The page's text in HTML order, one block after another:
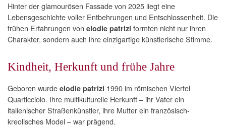
Hinter der glamourösen Fassade von 2025 liegt eine
Lebensgeschichte voller Entbehrungen und Entschlossenheit. Die
frühen Erfahrungen von elodie patrizi formten nicht nur ihren
Charakter, sondern auch ihre einzigartige künstlerische Stimme.
Kindheit, Herkunft und frühe Jahre
Geboren wurde elodie patrizi 1990 im römischen Viertel
Quarticciolo. Ihre multikulturelle Herkunft – ihr Vater ein
italienischer Straßenkünstler, ihre Mutter ein französisch-
kreolisches Model – war prägend.